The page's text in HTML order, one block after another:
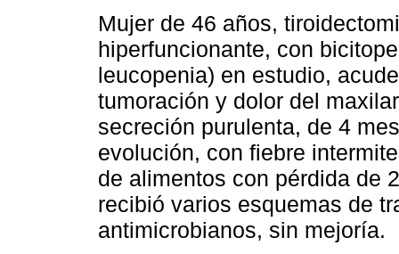
Mujer de 46 años,
hiperfuncionante, con
leucopenia) en estudio,
tumoración y dolor del
secreción purulenta, de 4
evolución, con fiebre
de alimentos con pérdida de
recibió varios esquemas de
antimicrobianos, sin mejoría.